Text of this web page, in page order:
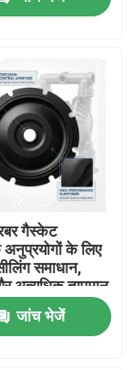
गैस्केट
अनुप्रयोगों के लिए
समाधान,
अत्यधिक तापमान
जांच भेजें